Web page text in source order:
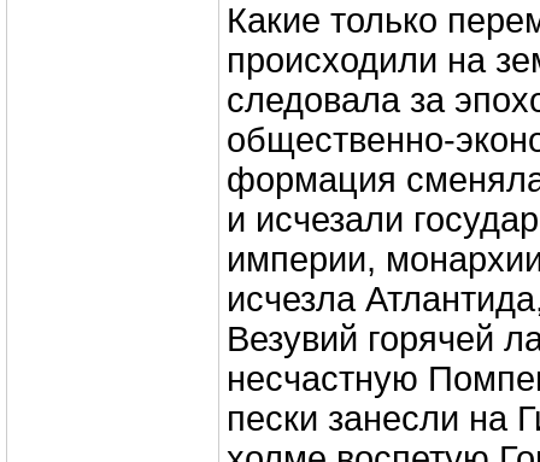
Какие только
происходили на
следовала за
общественно-
формация
и исчезали
империи,
исчезла
Везувий горячей
несчастную
пески занесли на